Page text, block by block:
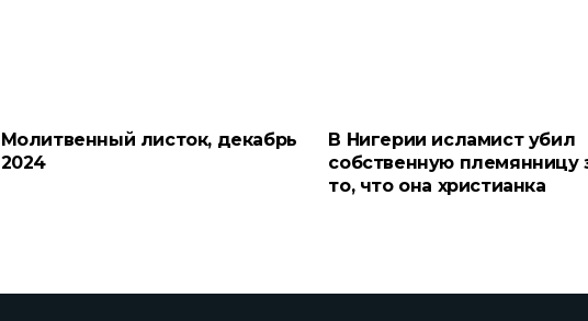
Молитвенный листок, декабрь
2024
В Нигерии исламист убил
собственную племянницу
то, что она христианка